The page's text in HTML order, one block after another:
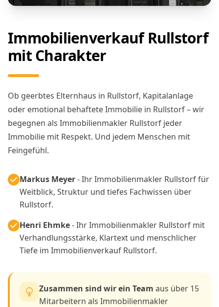
Immobilienverkauf Rullstorf
mit Charakter
Ob geerbtes Elternhaus in Rullstorf, Kapitalanlage
oder emotional behaftete Immobilie in Rullstorf – wir
begegnen als Immobilienmakler Rullstorf jeder
Immobilie mit Respekt. Und jedem Menschen mit
Feingefühl.
Markus Meyer- Ihr Immobilienmakler Rullstorf für
Weitblick, Struktur und tiefes Fachwissen über
Rullstorf.
Henri Ehmke- Ihr Immobilienmakler Rullstorf mit
Verhandlungsstärke, Klartext und menschlicher
Tiefe im Immobilienverkauf Rullstorf.
Zusammen sind wir ein Team aus über 15
Mitarbeitern als Immobilienmakler